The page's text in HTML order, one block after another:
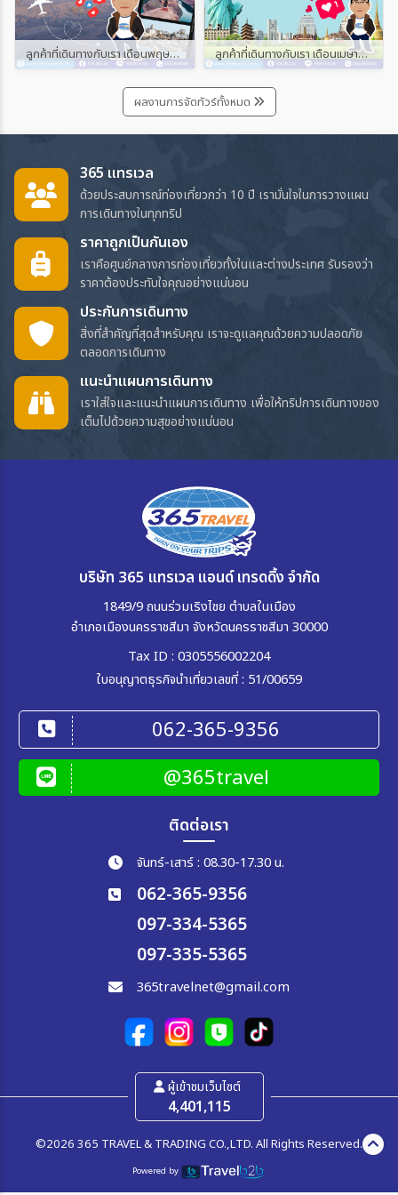
ลูกค้าที่เดินทางกับเรา เดือนพฤษภาคม และมิถุนายน 2567 ลูกค้าที่เดินทางกับเรา เดือนเมษายน 2567
ผลงานการจัดทัวร์ทั้งหมด
365 แทรเวล
ด้วยประสบการณ์ท่องเที่ยวกว่า 10 ปี เรามั่นใจในการวางแผน
การเดินทางในทุกทริป
ราคาถูกเป็นกันเอง
เราคือศูนย์กลางการท่องเที่ยวทั้งในและต่างประเทศ รับรองว่า
ราคาต้องประทับใจคุณอย่างแน่นอน
ประกันการเดินทาง
สิ่งที่สำคัญที่สุดสำหรับคุณ เราจะดูแลคุณด้วยความปลอดภัย
ตลอดการเดินทาง
แนะนำแผนการเดินทาง
เราใส่ใจและแนะนำแผนการเดินทาง เพื่อให้ทริปการเดินทางของ
เต็มไปด้วยความสุขอย่างแน่นอน
บริษัท 365 แทรเวล แอนด์ เทรดดิ้ง จำกัด
1849/9 ถนนร่วมเริงไชย ตำบลในเมือง
อำเภอเมืองนครราชสีมา จังหวัดนครราชสีมา 30000
Tax ID : 0305556002204
ใบอนุญาตธุรกิจนำเที่ยวเลขที่ : 51/00659
062-365-9356
@365travel
ติดต่อเรา
จันทร์-เสาร์ : 08.30-17.30 น.
062-365-9356
097-334-5365
097-335-5365
365travelnet@gmail.com
ผู้เข้าชมเว็บไซต์
4,401,115
©2026 365 TRAVEL & TRADING CO.,LTD. All Rights Reserved.
Powered by